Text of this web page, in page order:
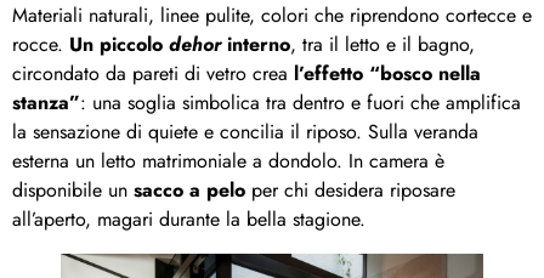
Materiali naturali, linee pulite, colori che riprendono cortecce e
rocce. Un piccolo dehorinterno, tra il letto e il bagno,
circondato da pareti di vetro crea l’effetto “bosco nella
stanza”: una soglia simbolica tra dentro e fuori che amplifica
la sensazione di quiete e concilia il riposo. Sulla veranda
esterna un letto matrimoniale a dondolo. In camera è
disponibile un sacco a pelo per chi desidera riposare
all’aperto, magari durante la bella stagione.